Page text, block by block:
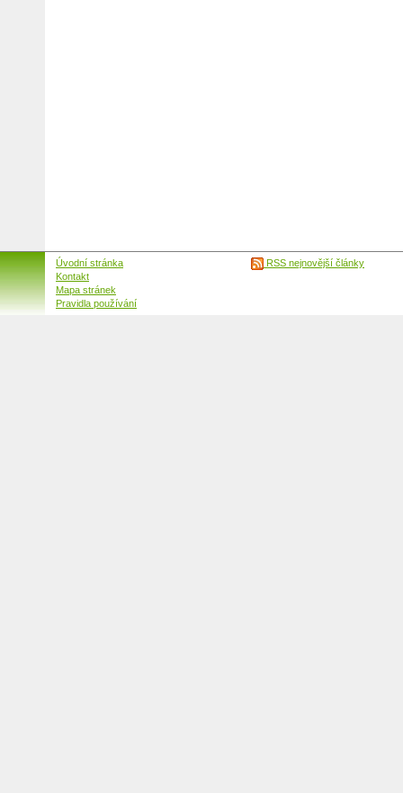
Úvodní stránka
Kontakt
Mapa stránek
Pravidla používání
RSS nejnovější články